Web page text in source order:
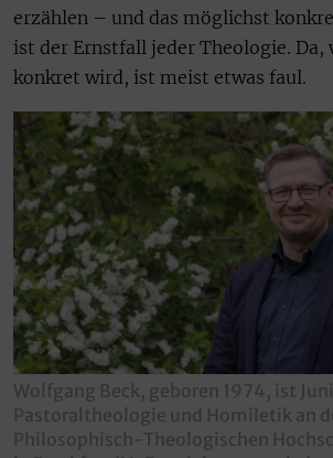
erzählen – und das möglichst
ist der Ernstfall jeder Theologie. Da,
konkret wird, ist meist etwas faul.
Wolfgang Beck, geboren 1974, ist
Pastoraltheologie und Homiletik an
Philosophisch-Theologischen